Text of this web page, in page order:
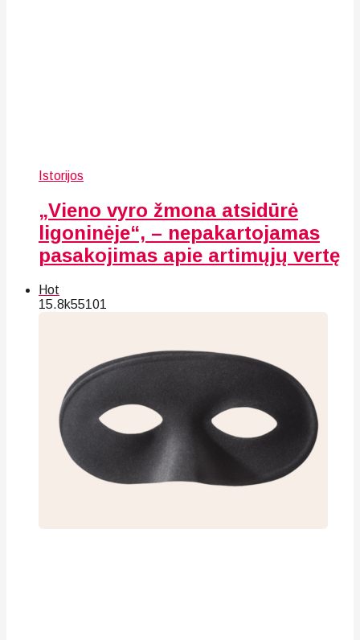
Istorijos
„Vieno vyro žmona atsidūrė
ligoninėje“, – nepakartojamas
pasakojimas apie artimųjų vertę
Hot
15.8k55101